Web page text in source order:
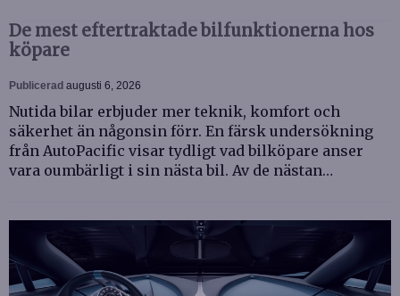
De mest eftertraktade bilfunktionerna hos
köpare
Publicerad augusti 6, 2026
Nutida bilar erbjuder mer teknik, komfort och
säkerhet än någonsin förr. En färsk undersökning
från AutoPacific visar tydligt vad bilköpare anser
vara oumbärligt i sin nästa bil. Av de nästan…